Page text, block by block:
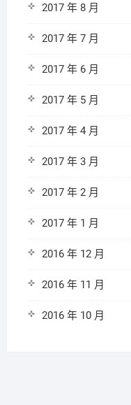
2017 年 8 月
2017 年 7 月
2017 年 6 月
2017 年 5 月
2017 年 4 月
2017 年 3 月
2017 年 2 月
2017 年 1 月
2016 年 12 月
2016 年 11 月
2016 年 10 月